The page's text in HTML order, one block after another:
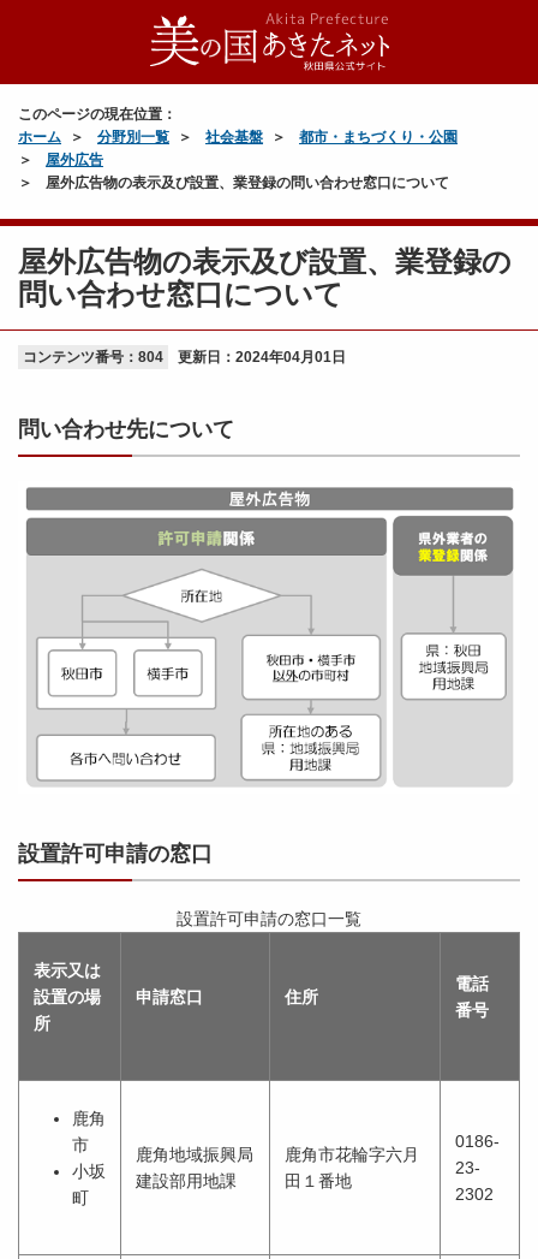
このページの現在位置：
ホーム
分野別一覧 社会基盤
都市・まちづくり・公園
屋外広告
屋外広告物の表示及び設置、業登録の問い合わせ窓口について
屋外広告物の表示及び設置、業登録の
問い合わせ窓口について
コンテンツ番号：804 更新日： 2024年04月01日
問い合わせ先について
設置許可申請の窓口
表示又は
設置の場
所
申請窓口 住所
電話
番号
設置許可申請の窓口一覧
鹿角
市
小坂
町
鹿角地域振興局
建設部用地課
鹿角市花輪字六月
田１番地
0186-
23-
2302